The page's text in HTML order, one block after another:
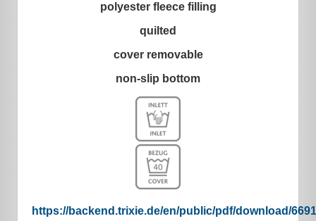
polyester fleece filling
quilted
cover removable
non-slip bottom
https://backend.trixie.de/en/public/pdf/download/